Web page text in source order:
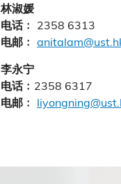
林淑媛
电话﹕ 2358 6313
电邮﹕
李永宁
电话﹕ 2358 6317
电邮﹕